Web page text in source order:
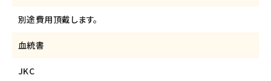
別途費用頂戴します。
血統書
JKC